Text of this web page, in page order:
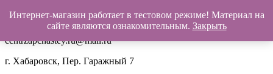
+7(962)503-00-25
centrzapchastey.ru@mail.ru
г. Хабаровск, Пер. Гаражный 7
Интернет-магазин работает в тестовом режиме! Материал на
сайте являются ознакомительным. Закрыть